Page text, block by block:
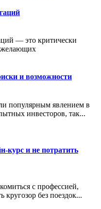
— это критически
желающих
и возможности
популярным явлением в
инвесторов, так...
курс и не потратить
с профессией,
без поездок...